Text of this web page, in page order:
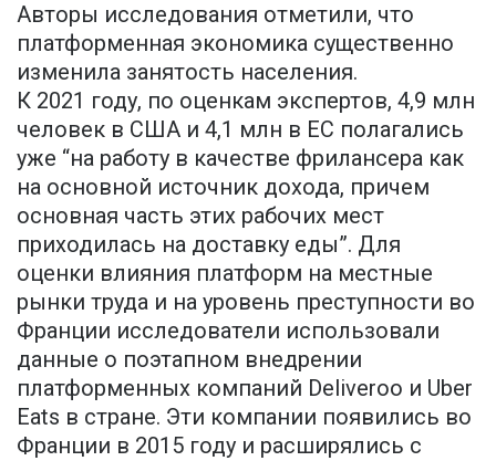
Авторы исследования отметили, что
платформенная экономика существенно
изменила занятость населения.
К 2021 году, по оценкам экспертов, 4,9 млн
человек в США и 4,1 млн в ЕС полагались
уже “на работу в качестве фрилансера как
на основной источник дохода, причем
основная часть этих рабочих мест
приходилась на доставку еды”. Для
оценки влияния платформ на местные
рынки труда и на уровень преступности во
Франции исследователи использовали
данные о поэтапном внедрении
платформенных компаний Deliveroo и Uber
Eats в стране. Эти компании появились во
Франции в 2015 году и расширялись с